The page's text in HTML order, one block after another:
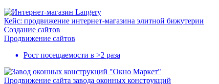
Кейс: продвижение интернет-магазина элитной бижутерии
Создание сайтов
Продвижение сайтов
Рост посещаемости в >2 раза
Продвижение сайта завода оконных конструкций